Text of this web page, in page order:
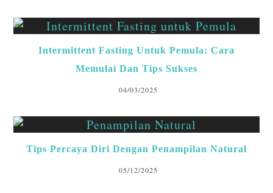
Intermittent Fasting Untuk Pemula: Cara
Memulai Dan Tips Sukses
04/03/2025
Tips Percaya Diri Dengan Penampilan Natural
05/12/2025